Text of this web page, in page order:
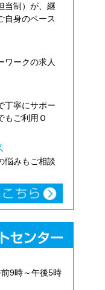
当制）が、継
自身のペース
ワークの求人
丁寧にサポー
もご利用Ｏ
悩みもご相談
9時～午後5時